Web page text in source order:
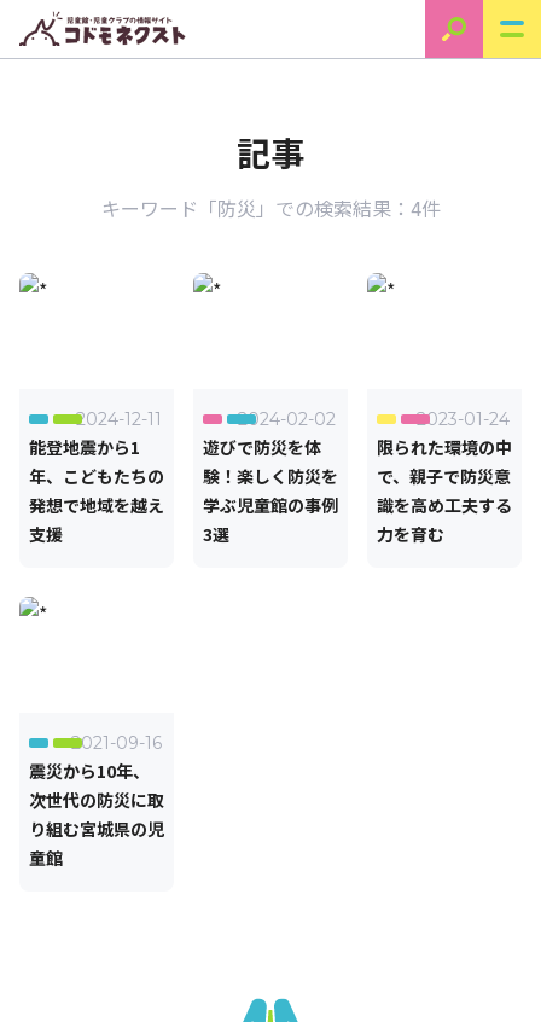
記事
キーワード「防災」での検索結果：4件
2024-12-11
能登地震から1
年、こどもたちの
発想で地域を越え
支援
2024-02-02
遊びで防災を体
験！楽しく防災を
学ぶ児童館の事例
3選
2023-01-24
限られた環境の中
で、親子で防災意
識を高め工夫する
力を育む
2021-09-16
震災から10年、
次世代の防災に取
り組む宮城県の児
童館